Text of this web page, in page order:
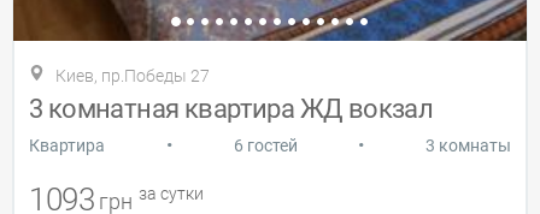
Киев, пр.Победы 27
3 комнатная квартира ЖД вокзал
Квартира • 6 гостей • 3 комнаты
1093 грн за сутки